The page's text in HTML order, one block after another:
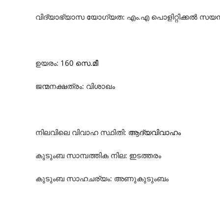
വിദ്യാഭ്യാസ യോഗ്യത: എം.എ പൊളിറ്റിക്കൽ
ഉയരം: 160 സെ.മീ
ജന്മനക്ഷത്രം: വിശാഖം
നിലവിലെ വിവാഹ സ്ഥിതി: ആദ്യവിവാഹം
കുടുംബ സാമ്പത്തിക നില: ഇടത്തരം
കുടുംബ സാഹചര്യം: അണുകുടുംബം